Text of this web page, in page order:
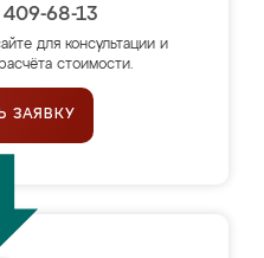
68-13
для консультации и
стоимости.
ЗАЯВКУ